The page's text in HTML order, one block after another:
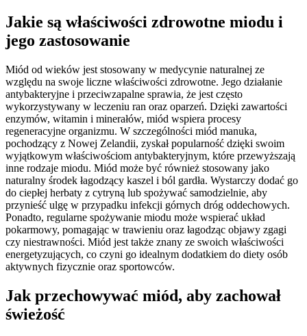
Jakie są właściwości zdrowotne miodu i
jego zastosowanie
Miód od wieków jest stosowany w medycynie naturalnej ze
względu na swoje liczne właściwości zdrowotne. Jego działanie
antybakteryjne i przeciwzapalne sprawia, że jest często
wykorzystywany w leczeniu ran oraz oparzeń. Dzięki zawartości
enzymów, witamin i minerałów, miód wspiera procesy
regeneracyjne organizmu. W szczególności miód manuka,
pochodzący z Nowej Zelandii, zyskał popularność dzięki swoim
wyjątkowym właściwościom antybakteryjnym, które przewyższają
inne rodzaje miodu. Miód może być również stosowany jako
naturalny środek łagodzący kaszel i ból gardła. Wystarczy dodać go
do ciepłej herbaty z cytryną lub spożywać samodzielnie, aby
przynieść ulgę w przypadku infekcji górnych dróg oddechowych.
Ponadto, regularne spożywanie miodu może wspierać układ
pokarmowy, pomagając w trawieniu oraz łagodząc objawy zgagi
czy niestrawności. Miód jest także znany ze swoich właściwości
energetyzujących, co czyni go idealnym dodatkiem do diety osób
aktywnych fizycznie oraz sportowców.
Jak przechowywać miód, aby zachował
świeżość